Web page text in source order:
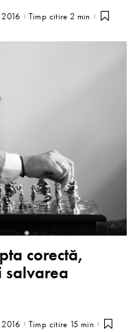
Timp citire 2 min
corectă,
salvarea
Timp citire 15 min